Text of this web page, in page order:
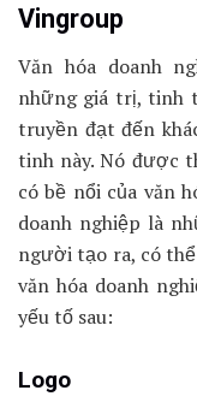
Vingroup
Văn hóa doanh
những giá trị, tinh
truyền đạt đến
tinh này. Nó được
có bề nổi của văn
doanh nghiệp là
người tạo ra, có
văn hóa doanh
yếu tố sau:
Logo